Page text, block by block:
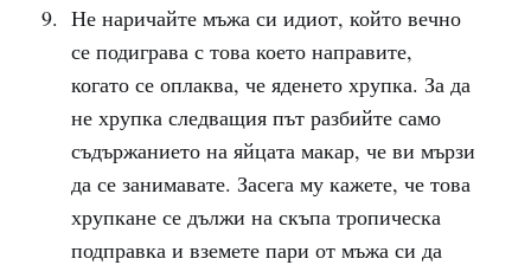
Не наричайте мъжа си идиот, който вечно
се подиграва с това което направите,
когато се оплаква, че яденето хрупка. За да
не хрупка следващия път разбийте само
съдържанието на яйцата макар, че ви мързи
да се занимавате. Засега му кажете, че това
хрупкане се дължи на скъпа тропическа
подправка и вземете пари от мъжа си да